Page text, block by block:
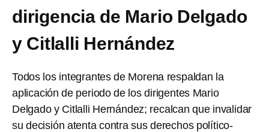
dirigencia de Mario Delgado
y Citlalli Hernández
Todos los integrantes de Morena respaldan la
aplicación de periodo de los dirigentes Mario
Delgado y Citlalli Hernández; recalcan que invalidar
su decisión atenta contra sus derechos político-